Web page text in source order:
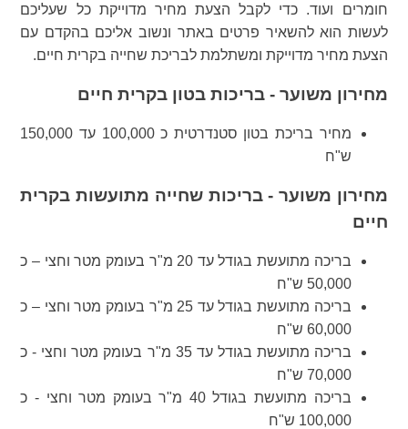
חומרים ועוד. כדי לקבל הצעת מחיר מדוייקת כל שעליכם
לעשות הוא להשאיר פרטים באתר ונשוב אליכם בהקדם עם
הצעת מחיר מדוייקת ומשתלמת לבריכת שחייה בקרית חיים.
מחירון משוער - בריכות בטון בקרית חיים
מחיר בריכת בטון סטנדרטית כ 100,000 עד 150,000
ש"ח
מחירון משוער - בריכות שחייה מתועשות בקרית
חיים
בריכה מתועשת בגודל עד 20 מ"ר בעומק מטר וחצי – כ
50,000 ש"ח
בריכה מתועשת בגודל עד 25 מ"ר בעומק מטר וחצי – כ
60,000 ש"ח
בריכה מתועשת בגודל עד 35 מ"ר בעומק מטר וחצי - כ
70,000 ש"ח
בריכה מתועשת בגודל 40 מ"ר בעומק מטר וחצי - כ
100,000 ש"ח